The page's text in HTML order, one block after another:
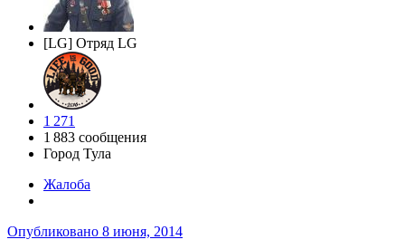
[LG] Отряд LG
1 271
1 883 сообщения
Город Тула
Жалоба
Опубликовано 8 июня, 2014